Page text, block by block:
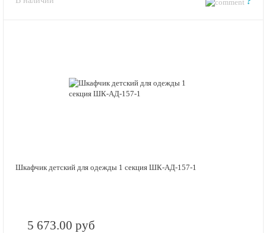
Шкафчик детский для одежды 1 секция ШК-АД-157-1
5 673.00 руб